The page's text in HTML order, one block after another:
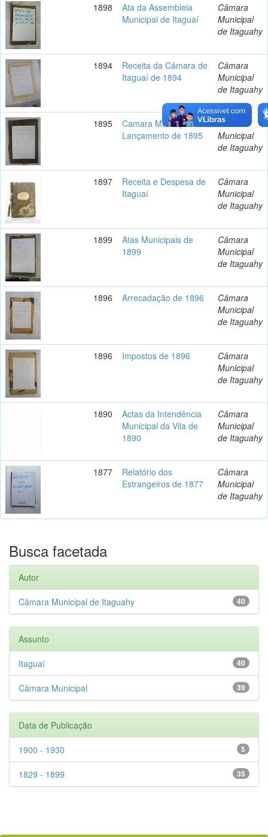
1898
Ata da Assembleia
Municipal de Itaguaí
Câmara
Municipal
de Itaguahy
1894
Receita da Câmara de
Itaguaí de 1894
Câmara
Municipal
de Itaguahy
1895
Camara Municipal
Lançamento de 1895
Câmara
Municipal
de Itaguahy
1897
Receita e Despesa de
Itaguaí
Câmara
Municipal
de Itaguahy
1899
Atas Municipais de
1899
Câmara
Municipal
de Itaguahy
1896 Arrecadação de 1896
Câmara
Municipal
de Itaguahy
1896 Impostos de 1896
Câmara
Municipal
de Itaguahy
1890
Actas da Intendência
Municipal da Vila de
1890
Câmara
Municipal
de Itaguahy
1877
Relatório dos
Estrangeiros de 1877
Câmara
Municipal
de Itaguahy
Busca facetada
Autor
40
Câmara Municipal de Itaguahy
Assunto
40
Itaguaí
39
Câmara Municipal
Data de Publicação
5
1900 - 1930
35
1829 - 1899